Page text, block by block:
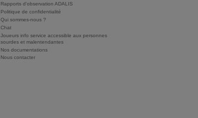
Rapports d'observation ADALIS
Politique de confidentialité
Qui sommes-nous ?
Chat
Joueurs info service accessible aux personnes
sourdes et malentendantes
Nos documentations
Nous contacter